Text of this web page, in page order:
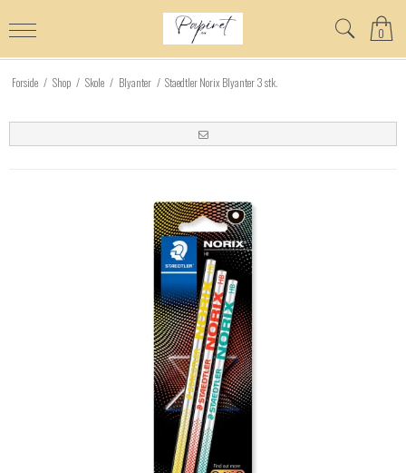
0
Forside / Shop / Skole / Blyanter / Staedtler Norix Blyanter 3 stk.